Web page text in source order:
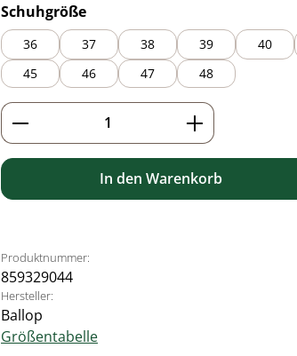
Schuhgrößeauswählen
36 37 38 39 40
45
46 47 48
Produkt Anzahl: Gib den
In den Warenkorb
Produktnummer:
859329044
Hersteller:
Ballop
Größentabelle